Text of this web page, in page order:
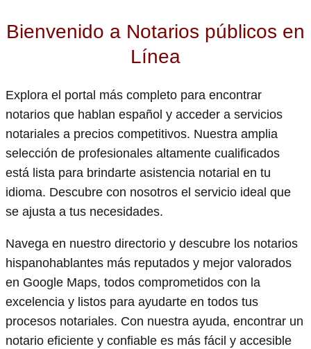
Bienvenido a Notarios públicos en
Línea
Explora el portal más completo para encontrar
notarios que hablan español y acceder a servicios
notariales a precios competitivos. Nuestra amplia
selección de profesionales altamente cualificados
está lista para brindarte asistencia notarial en tu
idioma. Descubre con nosotros el servicio ideal que
se ajusta a tus necesidades.
Navega en nuestro directorio y descubre los notarios
hispanohablantes más reputados y mejor valorados
en Google Maps, todos comprometidos con la
excelencia y listos para ayudarte en todos tus
procesos notariales. Con nuestra ayuda, encontrar un
notario eficiente y confiable es más fácil y accesible